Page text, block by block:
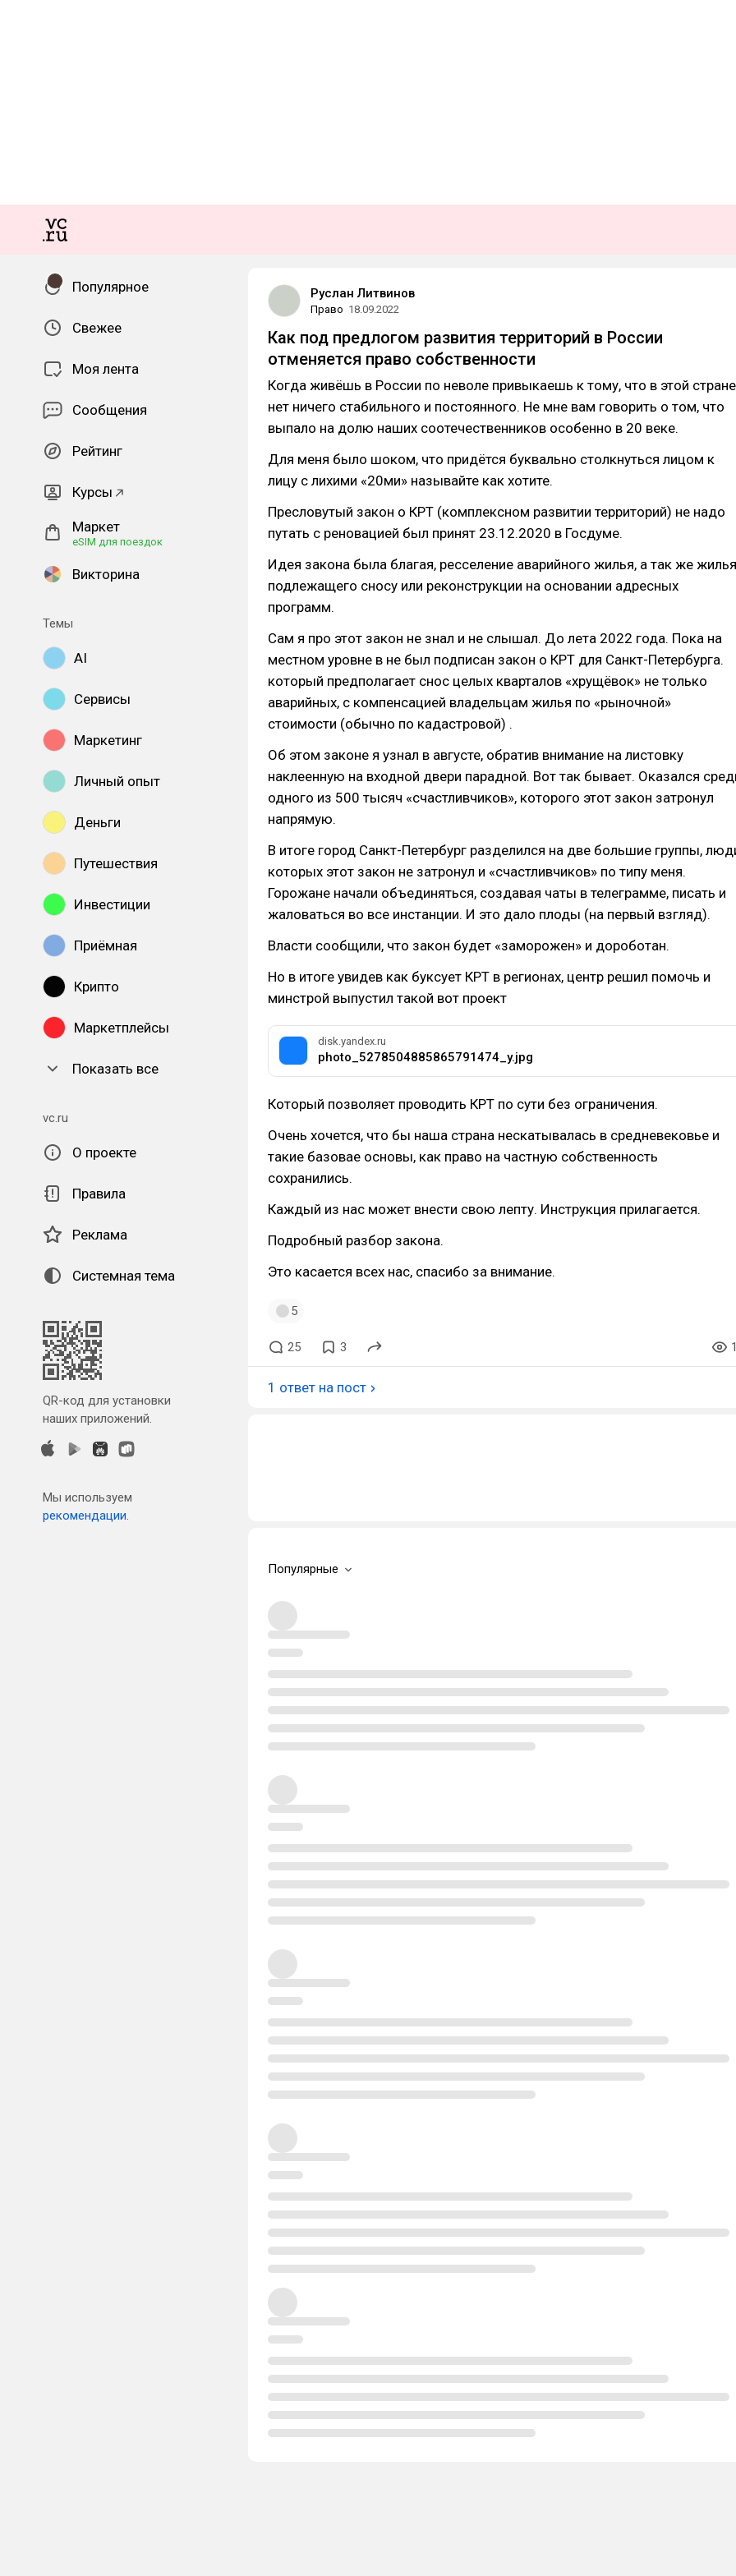
Популярное
Свежее
Моя лента
Сообщения
Рейтинг
Курсы
Маркет
eSIM для поездок
Викторина
Темы
AI
Сервисы
Маркетинг
Личный опыт
Деньги
Путешествия
Инвестиции
Приёмная
Крипто
Маркетплейсы
Показать все
vc.ru
О проекте
Правила
Реклама
Системная тема
QR-код для установки
наших приложений.
Мы используем
рекомендации.
Руслан Литвинов
Право 18.09.2022
Как под предлогом развития территорий в России
отменяется право собственности
Когда живёшь в России по неволе привыкаешь к тому, что в этой стране
нет ничего стабильного и постоянного. Не мне вам говорить о том, что
выпало на долю наших соотечественников особенно в 20 веке.
Для меня было шоком, что придётся буквально столкнуться лицом к
лицу с лихими «20ми» называйте как хотите.
Пресловутый закон о КРТ (комплексном развитии территорий) не надо
путать с реновацией был принят 23.12.2020 в Госдуме.
Идея закона была благая, ресселение аварийного жилья, а так же
подлежащего сносу или реконструкции на основании адресных
программ.
Сам я про этот закон не знал и не слышал. До лета 2022 года. Пока на
местном уровне в не был подписан закон о КРТ для Санкт-Петербурга.
который предполагает снос целых кварталов «хрущёвок» не только
аварийных, с компенсацией владельцам жилья по «рыночной»
стоимости (обычно по кадастровой) .
Об этом законе я узнал в августе, обратив внимание на листовку
наклеенную на входной двери парадной. Вот так бывает. Оказался
одного из 500 тысяч «счастливчиков», которого этот закон затронул
напрямую.
В итоге город Санкт-Петербург разделился на две большие группы,
которых этот закон не затронул и «счастливчиков» по типу меня.
Горожане начали объединяться, создавая чаты в телеграмме, писать и
жаловаться во все инстанции. И это дало плоды (на первый взгляд).
Власти сообщили, что закон будет «заморожен» и дороботан.
Но в итоге увидев как буксует КРТ в регионах, центр решил помочь и
минстрой выпустил такой вот проект
disk.yandex.ru
photo_5278504885865791474_y.jpg
Который позволяет проводить КРТ по сути без ограничения.
Очень хочется, что бы наша страна нескатывалась в средневековье и
такие базовае основы, как право на частную собственность
сохранились.
Каждый из нас может внести свою лепту. Инструкция прилагается.
Подробный разбор закона.
Это касается всех нас, спасибо за внимание.
5
25 3
1 ответ на пост
Популярные